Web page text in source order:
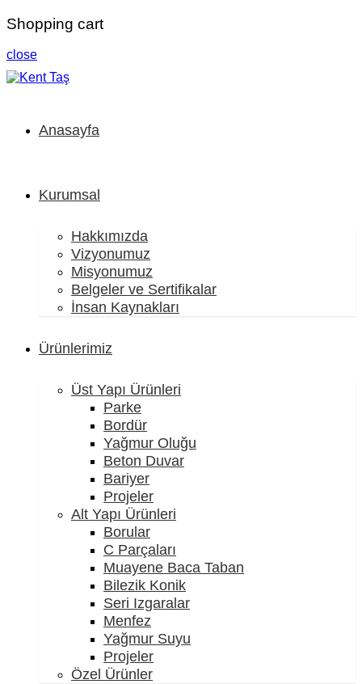
Shopping cart
close
Anasayfa
Kurumsal
Hakkımızda
Vizyonumuz
Misyonumuz
Belgeler ve Sertifikalar
İnsan Kaynakları
Ürünlerimiz
Üst Yapı Ürünleri
Parke
Bordür
Yağmur Oluğu
Beton Duvar
Bariyer
Projeler
Alt Yapı Ürünleri
Borular
C Parçaları
Muayene Baca Taban
Bilezik Konik
Seri Izgaralar
Menfez
Yağmur Suyu
Projeler
Özel Ürünler